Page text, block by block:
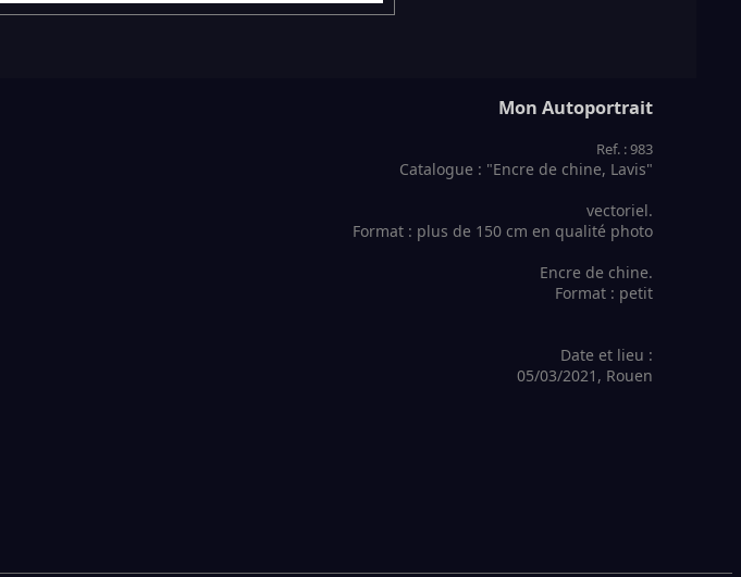
Mon Autoportrait
Ref. : 983
Catalogue : "Encre de chine, Lavis"
vectoriel.
Format : plus de 150 cm en qualité photo
Encre de chine.
Format : petit
Date et lieu :
05/03/2021, Rouen